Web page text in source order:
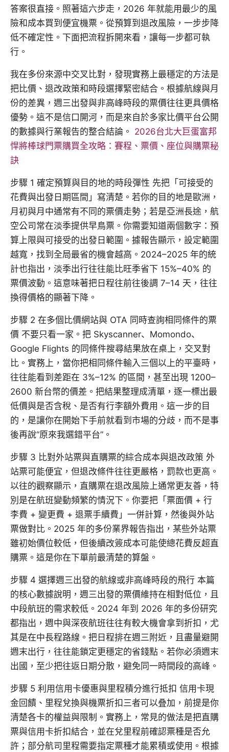
答案很直接。照著這六步走，2026 年就能用最少的風
險和成本買到便宜機票。從預算到退改風險，一步步降
低不確定性。下面把流程拆開來看，讓每一步都可執
行。
我在多份來源中交叉比對，發現實務上最穩定的方法是
把比價、退改政策和時段選擇緊密結合。根據航線與月
份的差異，週三出發與非高峰時段的票價往往更具價格
優勢。這不是信口開河，而是來自於多家比價平台公開
的數據與行業報告的整合結論。 2026台北大巨蛋富邦
悍將棒球門票購買全攻略：賽程、票價、座位與購票秘
訣
步驟 1 確定預算與目的地的時段彈性 先把「可接受的
花費與出發日期區間」寫清楚。若你的目的地是歐洲，
月初與月中通常有不同的票價走勢；若是亞洲長途，航
空公司常在淡季提供早鳥票。你需要知道兩個數字：預
算上限與可接受的出發日範圍。據報告顯示，設定範圍
越寬，找到全局最省的機會越高。2024–2025 年的統
計也指出，淡季出行往往能比旺季省下 15%–40% 的
票價波動。這意味著把日程往前往後調 7–14 天，往往
換得價格的顯著下降。
步驟 2 在多個比價網站與 OTA 同時查詢相同條件的票
價 不要只看一家。把 Skyscanner、Momondo、
Google Flights 的同條件搜尋結果放在桌上，交叉對
比。實務上，當你把相同條件輸入三個以上的平臺時，
往往能看到差距在 3%–12% 的區間，甚至出現 1200–
2600 新台幣的價差。把結果整理成清單，逐一標出最
低價與是否含稅、是否有行李額外費用。這一步的目
的，是讓你在開始下手前就看到市場的分歧，而不是事
後再說“原來我選錯平台”。
步驟 3 比對外站票與直購票的綜合成本與退改政策 外
站票可能便宜，但退改條件往往更嚴格，罰款也更高。
以往的觀察顯示，直購票在退改風險上通常更友善，特
別是在航班變動頻繁的情況下。你要把「票面價 + 行
李費 + 變更費 + 退票手續費」一併計算，然後與外站
票做對比。2025 年的多份業界報告指出，某些外站票
雖初始價位較低，但後續改簽成本可能使總花費反超直
購票。這是你在下單前最清楚的算盤。
步驟 4 選擇週三出發的航線或非高峰時段的飛行 本篇
的核心數據說明，週三出發的票價維持在相對低位，且
中段航班的需求較低。2024 年到 2026 年的多份研究
都指出，週中與深夜航班往往有較大機會拿到折扣，尤
其是在中長程路線。把日程排在週三附近，且盡量避開
週末出行，往往能鎖定更穩定的省錢點。若你必須週末
出國，至少把往返日期分散，避免同一時間段的高峰。
步驟 5 利用信用卡優惠與里程積分進行抵扣 信用卡現
金回饋、里程兌換與機票折扣三者可以叠加，前提是你
清楚各卡的權益與限制。實務上，常見的做法是把直購
票與信用卡折扣結合，並在兌里程前確認票種是否允
許；部分航司里程需要指定票種才能累積或使用。根據